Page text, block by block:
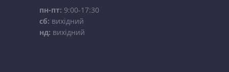
пн-пт: 9:00-17:30
сб: вихідний
нд: вихідний